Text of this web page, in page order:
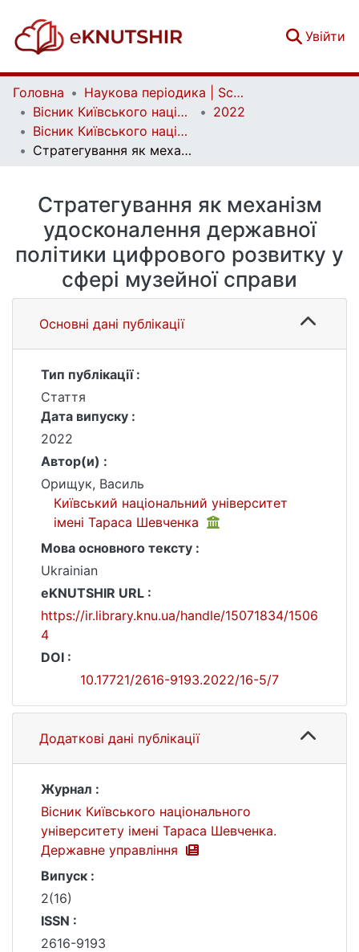
Увійти
Головна
Наукова періодика | Scientific periodicals
Вісник Київського національного університету імені Тараса Шевченка. Серія: Державне управління | Bulletin of Taras Shevchenko National University of Kyiv. Public Administration
2022
Вісник Київського національного університету імені Тараса Шевченка. Серія: Державне управління. Вип. 2 (16)
Стратегування як механізм удосконалення державної політики цифрового розвитку у сфері музейної справи
Стратегування як механізм
удосконалення державної
політики цифрового розвитку у
сфері музейної справи
Основні дані публікації
Тип публікації :
Стаття
Дата випуску :
2022
Автор(и) :
Орищук, Василь
Київський національний університет
імені Тараса Шевченка
Мова основного тексту :
Ukrainian
eKNUTSHIR URL :
https://ir.library.knu.ua/handle/15071834/1506
4
DOI :
10.17721/2616-9193.2022/16-5/7
Додаткові дані публікації
Журнал :
Вісник Київського національного
університету імені Тараса Шевченка.
Державне управління
Випуск :
2(16)
ISSN :
2616-9193